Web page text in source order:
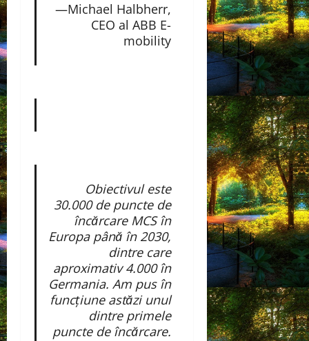
—Michael Halbherr,
CEO al ABB E-
mobility
Obiectivul este
30.000 de puncte de
încărcare MCS în
Europa până în 2030,
dintre care
aproximativ 4.000 în
Germania. Am pus în
funcțiune astăzi unul
dintre primele
puncte de încărcare.